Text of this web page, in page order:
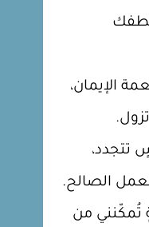
الإيمان،
تتجدد،
الصالح.
تُمكّنني من